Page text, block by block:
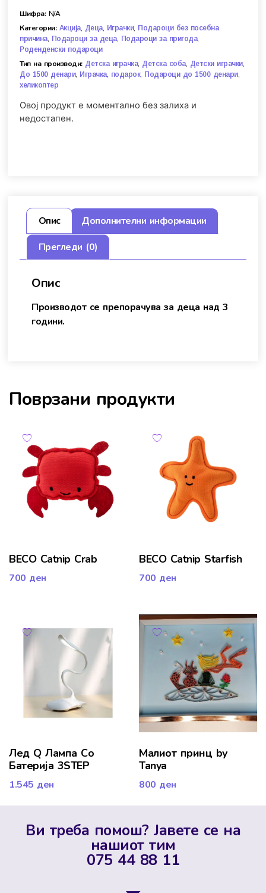
Шифра: N/A
Категории: Акција, Деца, Играчки, Подароци без посебна
причина, Подароци за деца, Подароци за пригода,
Роденденски подароци
Тип на производи: Детска играчка, Детска соба, Детски играчки,
До 1500 денари, Играчка, подарок, Подароци до 1500 денари,
хеликоптер
Овој продукт е моментално без залиха и
недостапен.
Опис
Дополнителни информации
Прегледи (0)
Опис
Производот се препорачува за деца над 3
години.
Поврзани продукти
BECO Catnip Crab
700 ден
BECO Catnip Starfish
700 ден
Лед Q Лампа Со
Батерија 3STEP
1.545 ден
Малиот принц by
Tanya
800 ден
Ви треба помош? Јавете се на
нашиот тим
075 44 88 11